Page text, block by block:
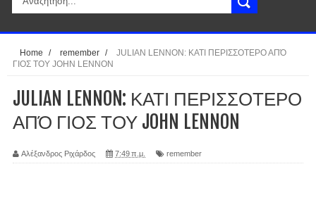
Home / remember /
JULIAN LENNON: ΚΑΤΙ ΠΕΡΙΣΣΟΤΕΡΟ ΑΠΌ
ΓΙΟΣ ΤΟΥ JOHN LENNON
JULIAN LENNON: ΚΑΤΙ ΠΕΡΙΣΣΟΤΕΡΟ
ΑΠΌ ΓΙΟΣ ΤΟΥ JOHN LENNON
Αλέξανδρος Ριχάρδος 7:49 π.μ. remember